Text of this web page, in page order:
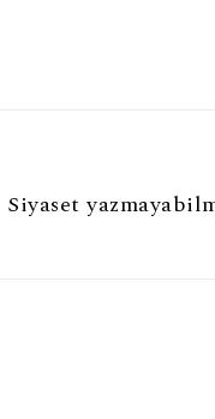
Siyaset